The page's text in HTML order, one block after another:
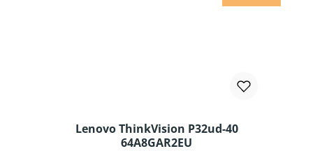
Lenovo ThinkVision P32ud-40
64A8GAR2EU